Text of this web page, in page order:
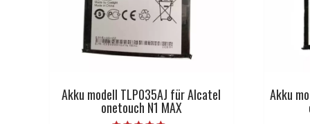
Akku modell TLP035AJ für Alcatel
onetouch N1 MAX
Akku